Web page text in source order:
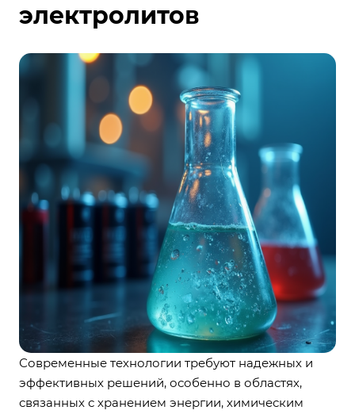
электролитов
Современные технологии требуют надежных и
эффективных решений, особенно в областях,
связанных с хранением энергии, химическим